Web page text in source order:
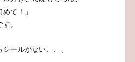
て！」
。
ールがない、、、